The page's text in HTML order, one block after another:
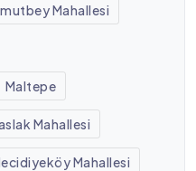
Mahallesi
Maltepe
Mahallesi
Mahallesi